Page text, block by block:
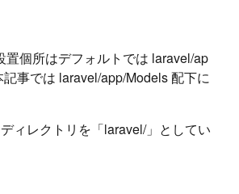
置個所はデフォルトでは laravel/ap
事では laravel/app/Models 配下に
ィレクトリを「laravel/」としてい